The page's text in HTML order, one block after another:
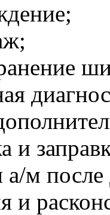
и
а/м